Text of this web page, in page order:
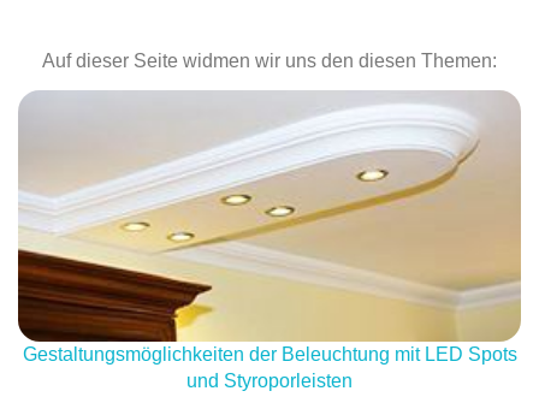
Auf dieser Seite widmen wir uns den diesen Themen:
Gestaltungsmöglichkeiten der Beleuchtung mit LED Spots
und Styroporleisten